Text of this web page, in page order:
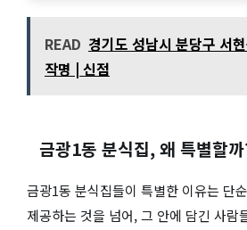
READ 경기도 성남시 분당구 서
작명 | 신점
금광1동 분식집, 왜 특별할
금광1동 분식집들이 특별한 이유는 단
제공하는 것을 넘어, 그 안에 담긴 사람